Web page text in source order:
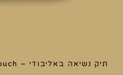
תיק נשיאה באליבודי – Bali Body Travel Pouch